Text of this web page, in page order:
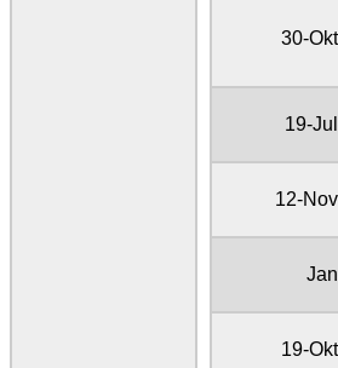
30-
19-
12-
19-